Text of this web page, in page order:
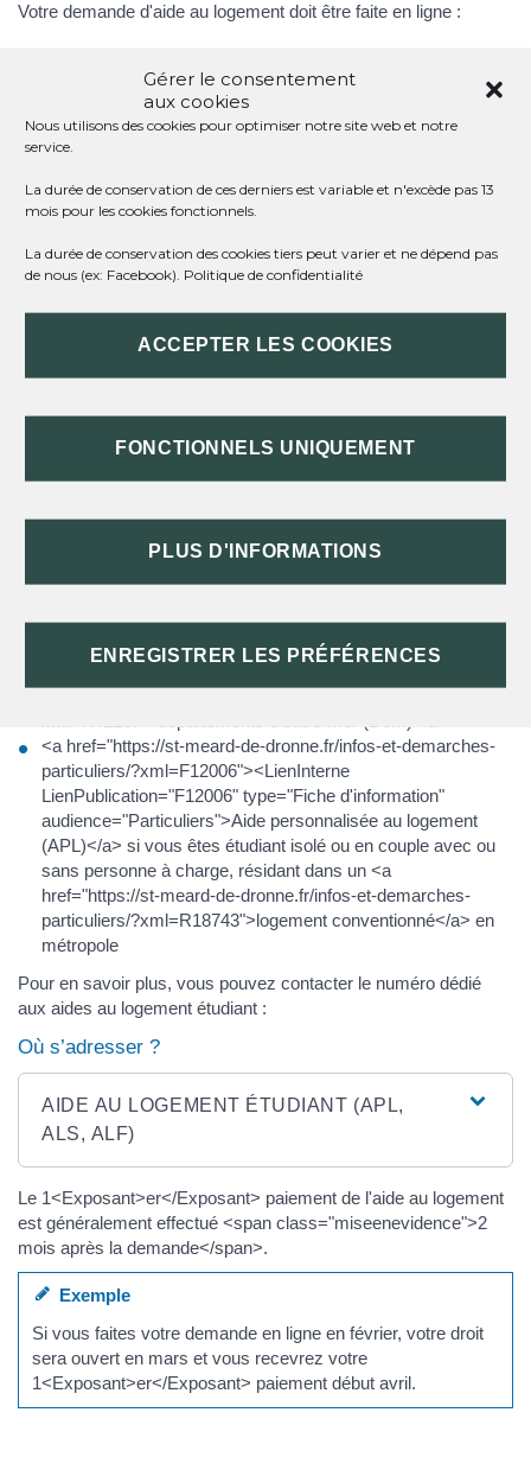
Gérer le consentement
aux cookies
Nous utilisons des cookies pour optimiser notre site web et notre
service.
La durée de conservation de ces derniers est variable et n'excède pas 13
mois pour les cookies fonctionnels.
La durée de conservation des cookies tiers peut varier et ne dépend pas
de nous (ex: Facebook). Politique de confidentialité
ACCEPTER LES COOKIES
FONCTIONNELS UNIQUEMENT
PLUS D'INFORMATIONS
ENREGISTRER LES PRÉFÉRENCES
Votre demande d'aide au logement doit être faite en ligne :
Service en ligne
Accéder au service en ligne
dès votre entrée dans lieux dans le logement.
Selon la nature du logement et selon votre situation familiale, 3
<a href="https://st-meard-de-dronne.fr/infos-et-demarches-
sans personne à charge
<a href="https://st-meard-de-dronne.fr/infos-et-demarches-
couple avec personne à charge, en <a href="https://st-
meard-de-dronne.fr/infos-et-demarches-particuliers/?
<a href="https://st-meard-de-dronne.fr/infos-et-demarches-
particuliers/?xml=F12006"><LienInterne
LienPublication="F12006" type="Fiche d'information"
audience="Particuliers">Aide personnalisée au logement
(APL)</a> si vous êtes étudiant isolé ou en couple avec ou
sans personne à charge, résidant dans un <a
href="https://st-meard-de-dronne.fr/infos-et-demarches-
particuliers/?xml=R18743">logement conventionné</a> en
métropole
Pour en savoir plus, vous pouvez contacter le numéro dédié
aux aides au logement étudiant :
Où s’adresser ?
AIDE AU LOGEMENT ÉTUDIANT (APL,
ALS, ALF)
Le 1<Exposant>er</Exposant> paiement de l'aide au logement
est généralement effectué <span class="miseenevidence">2
mois après la demande</span>.
Exemple
Si vous faites votre demande en ligne en février, votre droit
sera ouvert en mars et vous recevrez votre
1<Exposant>er</Exposant> paiement début avril.